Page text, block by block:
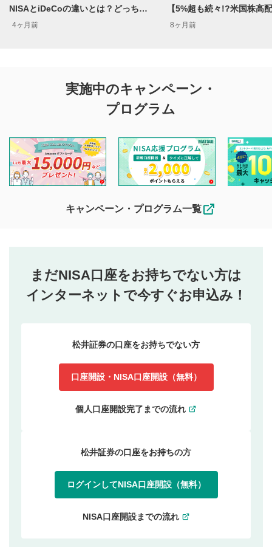
NISAとiDeCoの違いとは？どっちがいい？おすすめの選び方についてもわかりやすく解説！
4ヶ月前 8ヶ月前
実施中のキャンペーン・
プログラム
キャンペーン・プログラム一覧
まだNISA口座をお持ちでない方は
インターネットで今すぐお申込み！
松井証券の口座をお持ちでない方
口座開設・NISA口座開設（無料）
個人口座開設完了までの流れ
松井証券の口座をお持ちの方
ログインしてNISA口座開設（無料）
NISA口座開設までの流れ